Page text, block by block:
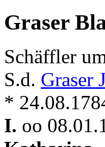
Graser
Schäffler
S.d. Graser
*
I. oo